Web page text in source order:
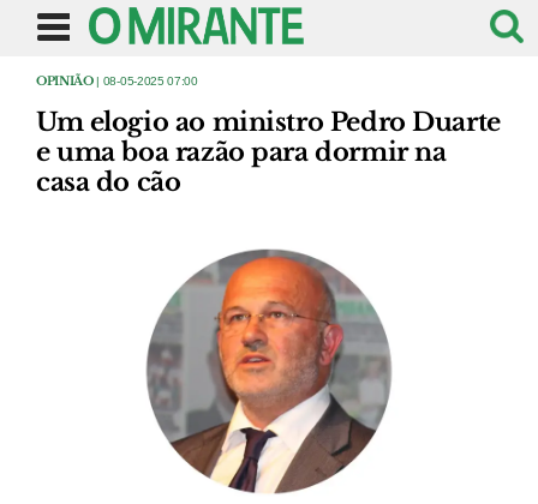
OPINIÃO| 08-05-2025 07:00
Um elogio ao ministro Pedro Duarte
e uma boa razão para dormir na
casa do cão